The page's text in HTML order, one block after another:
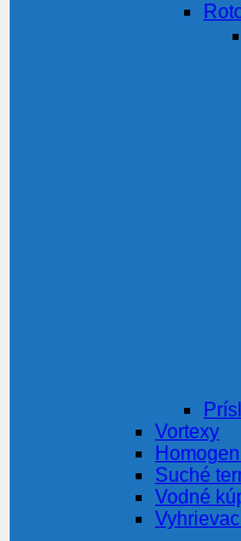
Vortexy
Suché
Vodné